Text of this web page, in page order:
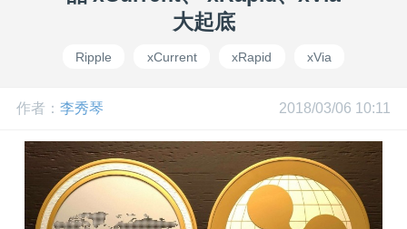
网
公
大起底
Ripple xCurrent xRapid xVia
作者： 李秀琴 2018/03/06 10:11